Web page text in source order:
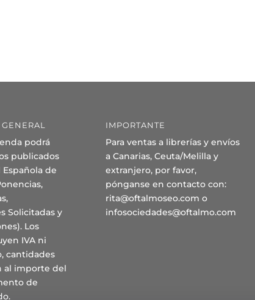
podrá
publicados
de
Solicitadas y
Los
IVA ni
cantidades
al importe del
de
IMPORTANTE
Para ventas a librerías y envíos
a Canarias, Ceuta/Melilla y
extranjero, por favor,
pónganse en contacto con:
rita@oftalmoseo.com o
infosociedades@oftalmo.com